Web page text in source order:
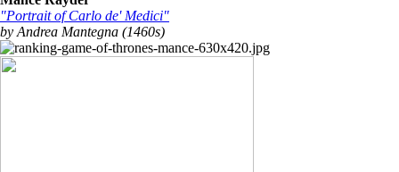
"Portrait of Carlo de' Medici"
by Andrea Mantegna (1460s)